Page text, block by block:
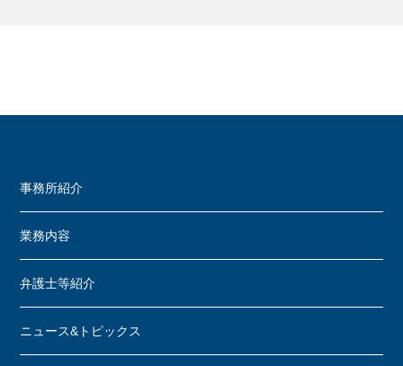
事務所紹介
業務内容
弁護士等紹介
ニュース&トピックス